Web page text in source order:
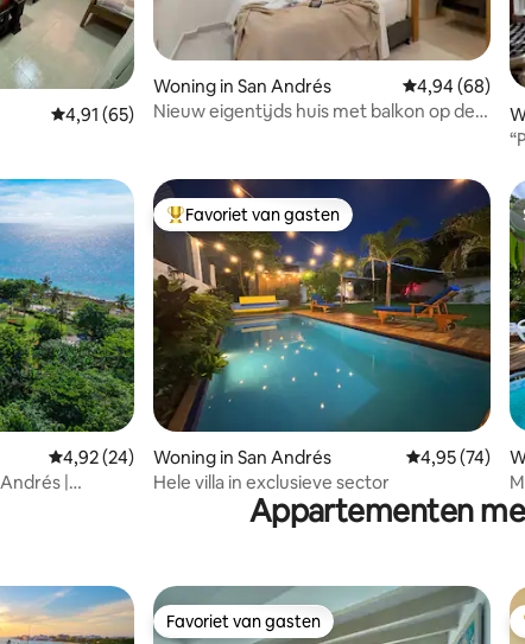
Gemiddelde beoordeling van 4,91 uit 5, 65 recensies
4,91 (65)
Woning in San Andrés Gemiddelde
4,94 (68)
Nieuw eigentijds huis met balkon op de
Gemiddelde beoordeling van 4,92 uit 5, 24 recensies
4,92 (24)
|
Topfavoriet van gasten
Favoriet van gasten
Woning in San Andrés Gemiddelde
4,95 (74)
Hele villa in exclusieve sector
Appartementen
Favoriet van gasten
Favoriet van gasten